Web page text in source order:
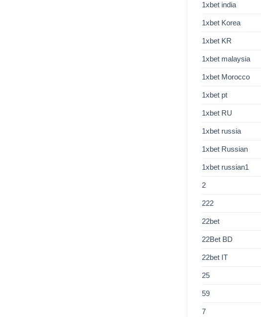
1xbet india
1xbet Korea
1xbet KR
1xbet malaysia
1xbet Morocco
1xbet pt
1xbet RU
1xbet russia
1xbet Russian
1xbet russian1
2
222
22bet
22Bet BD
22bet IT
25
59
7